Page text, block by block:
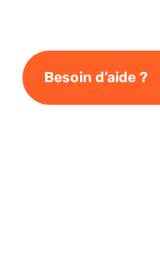
Besoin d’aide ?